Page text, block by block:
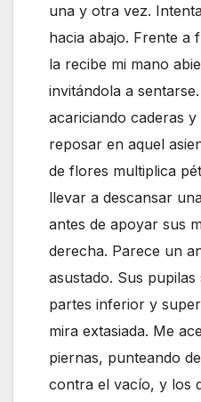
una y otra vez.
hacia abajo. Frente a
la recibe mi mano
invitándola a
acariciando caderas
reposar en aquel
de flores multiplica
llevar a descansar
antes de apoyar sus
derecha. Parece un
asustado. Sus
partes inferior y
mira extasiada. Me
piernas, punteando
contra el vacío, y los